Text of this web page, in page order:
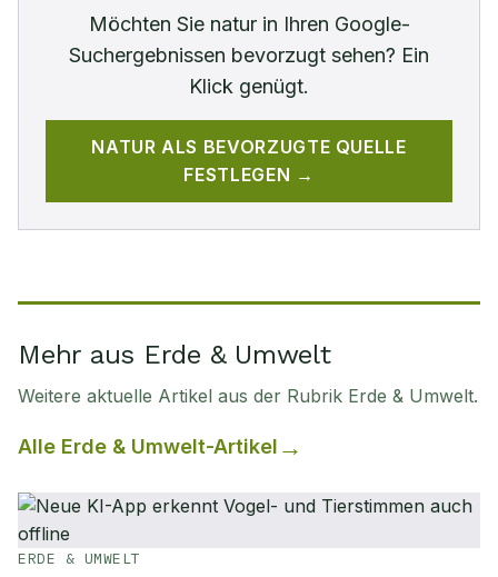
Möchten Sie naturin Ihren Google-
Suchergebnissen bevorzugt sehen? Ein
Klick genügt.
NATUR ALS BEVORZUGTE QUELLE
FESTLEGEN →
Mehr aus Erde & Umwelt
Weitere aktuelle Artikel aus der Rubrik Erde & Umwelt.
Alle Erde & Umwelt-Artikel
ERDE & UMWELT